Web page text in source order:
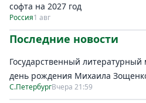
софта на 2027 год
Россия1 авг
Последние новости
Государственный литературный
день рождения Михаила
С.ПетербургВчера 21:59